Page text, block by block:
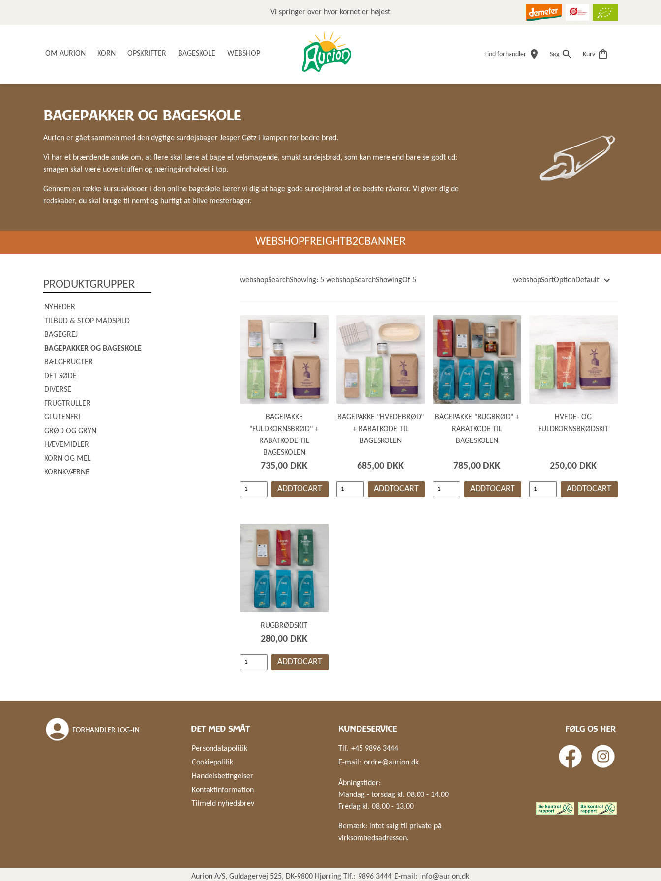
Vi springer over hvor kornet er højest
OM AURION
VORES PRODUKTER
KOM MED I PRODUKTIONEN
KONTAKT OS
NYHEDSBREV
KORN OPSKRIFTER
BÆLGFRUGTER
KAGER & DESSERTER
MAD MED KORN
FOOD SERVICE
BAGESKOLE WEBSHOP
TILBUD & STOP MADSPILD
BAGEPAKKER OG BAGESKOLE
BÆLGFRUGTER
FRUGTRULLER
HÆVEMIDLER
Find forhandler Søg Kurv
BAGEPAKKER OG BAGESKOLE
Aurion er gået sammen med den dygtige surdejsbager Jesper Gøtz i kampen for bedre brød.
Vi har et brændende ønske om, at flere skal lære at bage et velsmagende, smukt surdejsbrød, som kan mere end bare se godt ud:
smagen skal være uovertruffen og næringsindholdet i top.
Gennem en række kursusvideoer i den online bageskole lærer vi dig at bage gode surdejsbrød af de bedste råvarer. Vi giver dig de
redskaber, du skal bruge til nemt og hurtigt at blive mesterbager.
WEBSHOPFREIGHTB2CBANNER
PRODUKTGRUPPER
NYHEDER
TILBUD & STOP MADSPILD
BAGEGREJ
BAGEPAKKER OG BAGESKOLE
BÆLGFRUGTER
DET SØDE
DIVERSE
FRUGTRULLER
GLUTENFRI
GRØD OG GRYN
HÆVEMIDLER
KORN OG MEL
KORNKVÆRNE
webshopSearchShowing: 5 webshopSearchShowingOf 5 webshopSortOptionDefault
webshopSortOptionName
webshopSortOptionPrice
webshopSortOptionPriceDescending
webshopSortOptionWeight
webshopSortOptionWeightDescending
webshopSortOptionNewest
webshopSortOptionOldest
BAGEPAKKE
"FULDKORNSBRØD" +
RABATKODE TIL
BAGESKOLEN
735,00 DKK
ADDTOCART
BAGEPAKKE "HVEDEBRØD"
+ RABATKODE TIL
BAGESKOLEN
685,00 DKK
ADDTOCART
BAGEPAKKE "RUGBRØD" +
RABATKODE TIL
BAGESKOLEN
785,00 DKK
ADDTOCART
HVEDE- OG
FULDKORNSBRØDSKIT
250,00 DKK
ADDTOCART
RUGBRØDSKIT
280,00 DKK
ADDTOCART
DET MED SMÅT
Persondatapolitik
Cookiepolitik
Handelsbetingelser
Kontaktinformation
Tilmeld nyhedsbrev
KUNDESERVICE
Tlf. +45 9896 3444
E-mail: ordre@aurion.dk
Åbningstider:
Mandag - torsdag kl. 08.00 - 14.00
Fredag kl. 08.00 - 13.00
Bemærk: intet salg til private på
virksomhedsadressen.
FØLG OS HER
Aurion A/S, Guldagervej 525, DK-9800 Hjørring Tlf.: 9896 3444 E-mail: info@aurion.dk